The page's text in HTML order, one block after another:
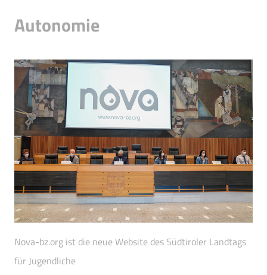
Autonomie
Nova-bz.org ist die neue Website des Südtiroler Landtags
für Jugendliche